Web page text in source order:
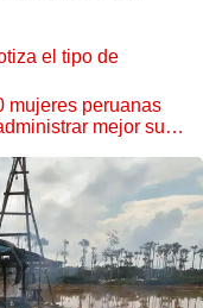
el tipo de
mujeres peruanas
mejor su